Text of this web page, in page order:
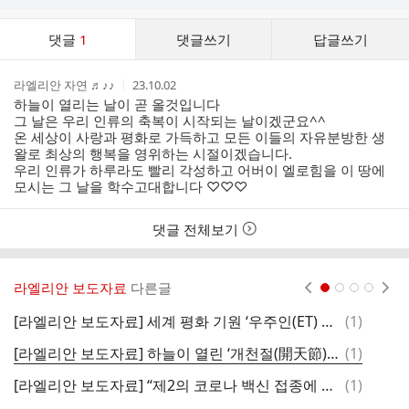
댓글 1 댓글쓰기 답글쓰기
작
성
자
라엘리안 자연 ♬♪♪
작
성
시
간
23.10.02
하늘이 열리는 날이 곧 올것입니다
그 날은 우리 인류의 축복이 시작되는 날이겠군요^^
온 세상이 사랑과 평화로 가득하고 모든 이들의 자유분방한 생
왈로 최상의 행복을 영위하는 시절이겠습니다.
우리 인류가 하루라도 빨리 각성하고 어버이 엘로힘을 이 땅에
모시는 그 날을 학수고대합니다 ♡♡♡
댓글 전체보기
라엘리안 보도자료 다른글
[라엘리안 보도자료] 세계 평화 기원 ‘우주인(ET) 음악회’ 개최...10월 22일 오후 1시부터 신도림 디큐브시티
댓
(1)
[라엘리안 보도자료] 하늘이 열린 ‘개천절(開天節)’ 논평… “우린 모두 우주에서 온 ‘외계인(ET)’ 자손” 댓
글
(1)
[라엘리안 보도자료] “제2의 코로나 백신 접종에 반대한다!”
댓
(1)